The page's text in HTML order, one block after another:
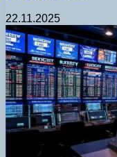
22.11.2025